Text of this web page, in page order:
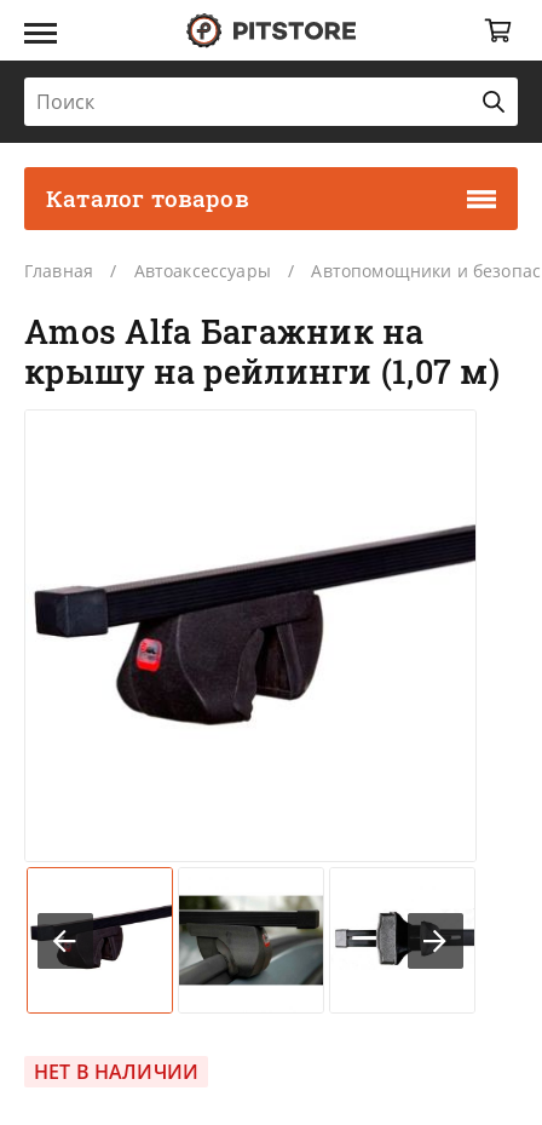
Каталог товаров
Главная Автоаксессуары Автопомощники и
Amos Alfa Багажник на
крышу на рейлинги (1,07 м)
НЕТ В НАЛИЧИИ